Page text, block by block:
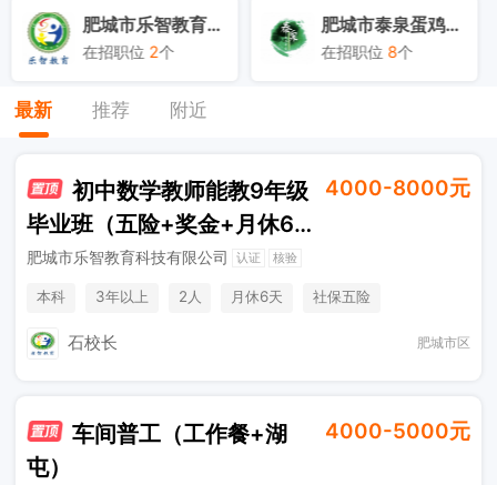
肥城盒马鲜生物业
在招职位 1个
山东瑞健智能装备有限公司
在招职位 5个
最新 推荐 附近
初中数学教师能教9年级
毕业班（五险+奖金+月休6
天）
4000-8000元
肥城市乐智教育科技有限公司 认证 核验
本科 3年以上 2人 月休6天
社保五险
法定节假日
石校长 肥城市区
车间普工（工作餐+湖
屯）
4000-5000元